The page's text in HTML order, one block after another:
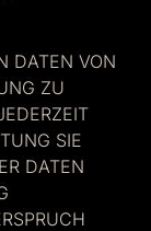
DATEN VON
ZU
SIE
DATEN